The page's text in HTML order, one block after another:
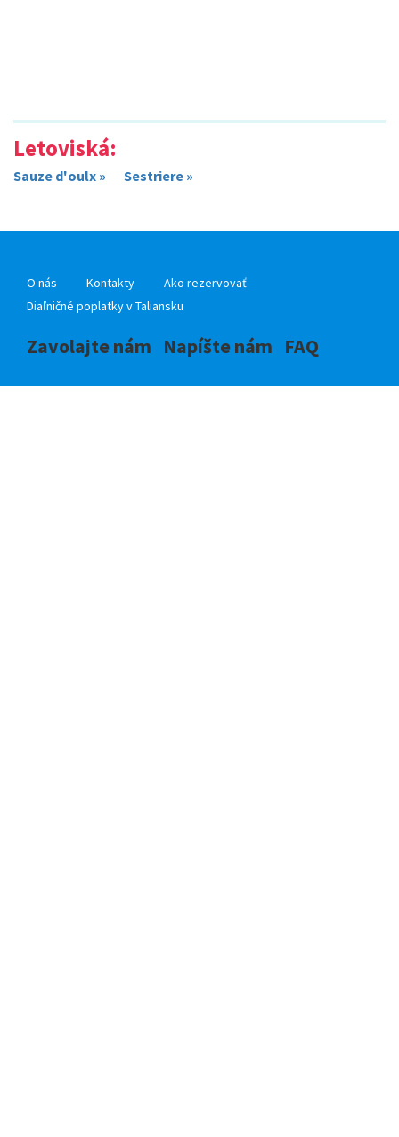
Letoviská:
Sauze d'oulx » Sestriere »
O nás Kontakty
Ako rezervovať
Diaľničné poplatky v Taliansku
Zavolajte nám Napíšte nám FAQ